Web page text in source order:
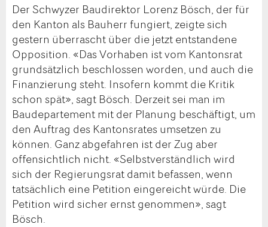
Der Schwyzer Baudirektor Lorenz Bösch, der für
den Kanton als Bauherr fungiert, zeigte sich
gestern überrascht über die jetzt entstandene
Opposition. «Das Vorhaben ist vom Kantonsrat
grundsätzlich beschlossen worden, und auch die
Finanzierung steht. Insofern kommt die Kritik
schon spät», sagt Bösch. Derzeit sei man im
Baudepartement mit der Planung beschäftigt, um
den Auftrag des Kantonsrates umsetzen zu
können. Ganz abgefahren ist der Zug aber
offensichtlich nicht. «Selbstverständlich wird
sich der Regierungsrat damit befassen, wenn
tatsächlich eine Petition eingereicht würde. Die
Petition wird sicher ernst genommen», sagt
Bösch.